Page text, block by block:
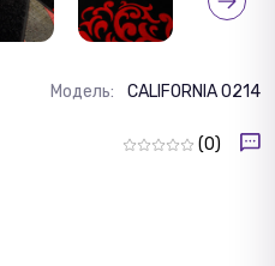
Модель: CALIFORNIA 0214
(0)